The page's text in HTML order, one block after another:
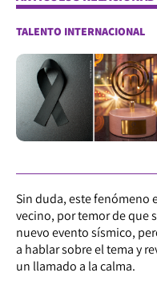
TALENTO INTERNACIONAL
Sin duda, este fenómeno
vecino, por temor de que
nuevo evento sísmico,
a hablar sobre el tema y
un llamado a la calma.